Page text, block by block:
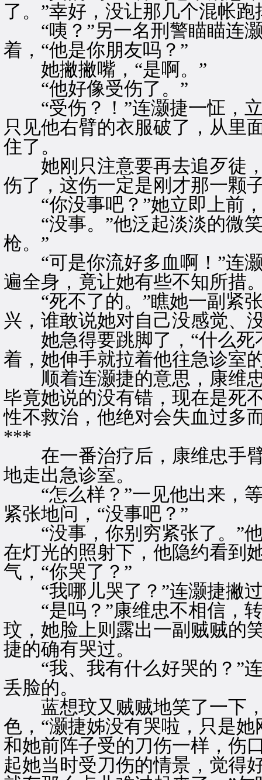
了。”幸好，没让那几个混帐跑
“咦？”另一名刑警瞄瞄连灏
着，“他是你朋友吗？”
她撇撇嘴，“是啊。”
“他好像受伤了。”
“受伤？！”连灏捷一怔，立
只见他右臂的衣服破了，从里
住了。
她刚只注意要再去追歹徒，
伤了，这伤一定是刚才那一颗
“你没事吧？”她立即上前，
“没事。”他泛起淡淡的微笑
枪。”
“可是你流好多血啊！”连灏
遍全身，竟让她有些不知所措
“死不了的。”瞧她一副紧张
兴，谁敢说她对自己没感觉、
她急得要跳脚了，“什么死
着，她伸手就拉着他往急诊室
顺着连灏捷的意思，康维忠
毕竟她说的没有错，现在是死
性不救治，他绝对会失血过多
***
在一番治疗后，康维忠手臂
地走出急诊室。
“怎么样？”一见他出来，等
紧张地问，“没事吧？”
“没事，你别穷紧张了。”他
在灯光的照射下，他隐约看到
气，“你哭了？”
“我哪儿哭了？”连灏捷撇过
“是吗？”康维忠不相信，转
玟，她脸上则露出一副贼贼的
捷的确有哭过。
“我、我有什么好哭的？”连
丢脸的。
蓝想玟又贼贼地笑了一下，
色，“灏捷姊没有哭啦，只是
和她前阵子受的刀伤一样，伤
起她当时受刀伤的情景，觉得